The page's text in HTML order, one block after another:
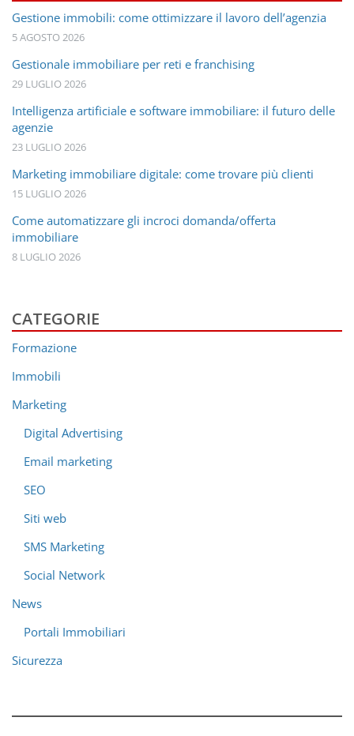
Gestione immobili: come ottimizzare il lavoro dell’agenzia
5 AGOSTO 2026
Gestionale immobiliare per reti e franchising
29 LUGLIO 2026
Intelligenza artificiale e software immobiliare: il futuro delle
agenzie
23 LUGLIO 2026
Marketing immobiliare digitale: come trovare più clienti
15 LUGLIO 2026
Come automatizzare gli incroci domanda/offerta
immobiliare
8 LUGLIO 2026
CATEGORIE
Formazione
Immobili
Marketing
Digital Advertising
Email marketing
SEO
Siti web
SMS Marketing
Social Network
News
Portali Immobiliari
Sicurezza